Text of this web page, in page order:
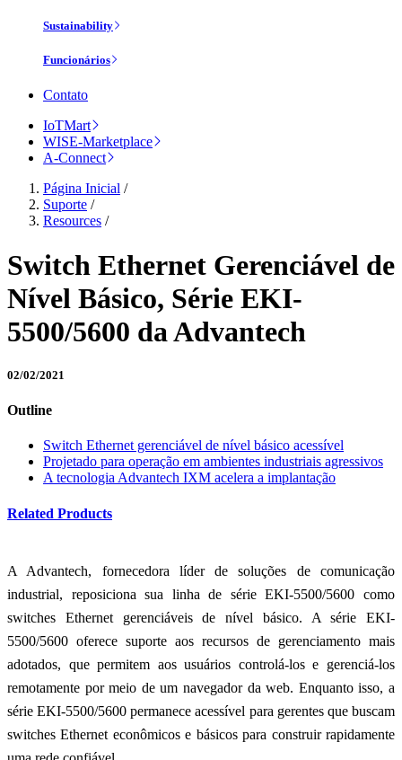
Sustainability
Funcionários
Contato
IoTMart
WISE-Marketplace
A-Connect
Página Inicial /
Suporte /
Resources /
Switch Ethernet Gerenciável de
Nível Básico, Série EKI-
5500/5600 da Advantech
02/02/2021
Outline
Switch Ethernet gerenciável de nível básico acessível
Projetado para operação em ambientes industriais agressivos
A tecnologia Advantech IXM acelera a implantação
Related Products
A Advantech, fornecedora líder de soluções de comunicação
industrial, reposiciona sua linha de série EKI-5500/5600 como
switches Ethernet gerenciáveis de nível básico. A série EKI-
5500/5600 oferece suporte aos recursos de gerenciamento mais
adotados, que permitem aos usuários controlá-los e gerenciá-los
remotamente por meio de um navegador da web. Enquanto isso, a
série EKI-5500/5600 permanece acessível para gerentes que buscam
switches Ethernet econômicos e básicos para construir rapidamente